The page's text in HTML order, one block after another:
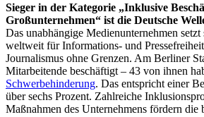
Sieger in der Kategorie „Inklusive
Großunternehmen“ ist die Deutsche
Das unabhängige Medienunternehmen
weltweit für Informations- und
Journalismus ohne Grenzen. Am Berliner
Mitarbeitende beschäftigt – 43 von ihnen
Schwerbehinderung. Das entspricht einer
über sechs Prozent. Zahlreiche
Maßnahmen des Unternehmens fördern die